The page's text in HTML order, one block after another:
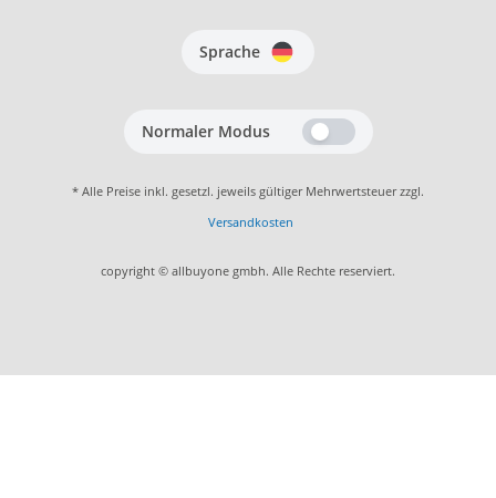
Sprache
Normaler Modus
* Alle Preise inkl. gesetzl. jeweils gültiger Mehrwertsteuer zzgl.
Versandkosten
copyright © allbuyone gmbh. Alle Rechte reserviert.